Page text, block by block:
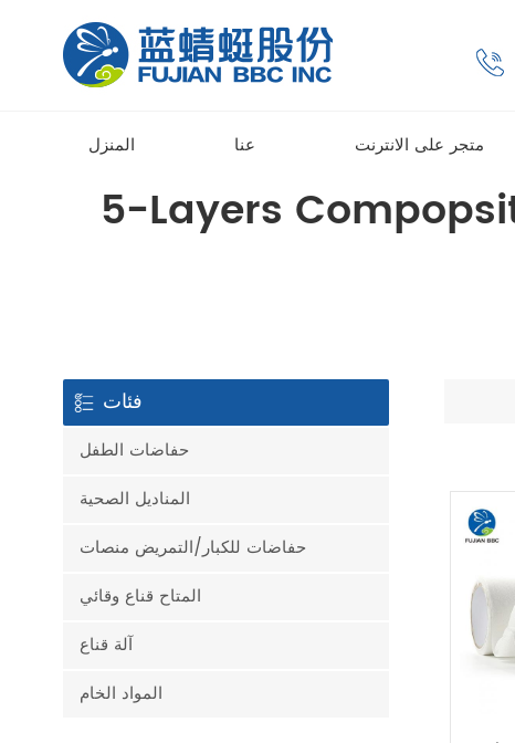
المنزل عنا متجر على الانترنت
5-Layers
فئات
حفاضات الطفل
المناديل الصحية
حفاضات للكبار/التمريض منصات
المتاح قناع وقائي
آلة قناع
المواد الخام